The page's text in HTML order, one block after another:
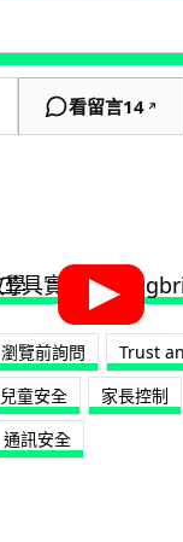
看留言14 ↗
覽前詢問
Trust
兒童安全 家長控制
通訊安全